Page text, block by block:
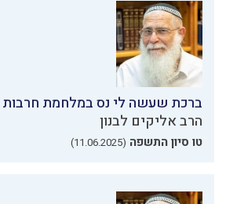
ברכת שעשה לי נס במלחמת חרבות
הרב אליקים לבנון
טו סיון התשפה (11.06.2025)